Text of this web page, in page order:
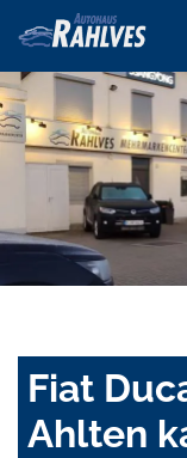
Fiat
Ahlten